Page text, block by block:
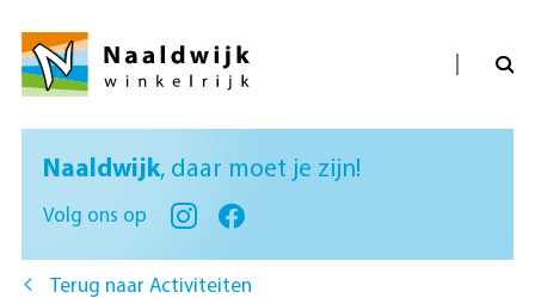
Naaldwijk, daar moet je zijn!
Volg ons op
Terug naar Activiteiten